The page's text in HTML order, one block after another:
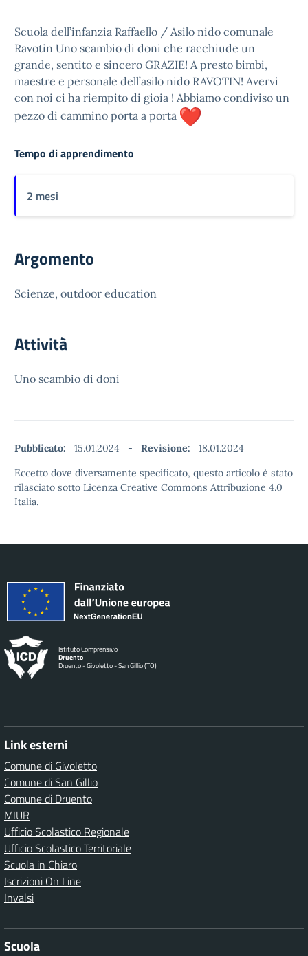
Scuola dell’infanzia Raffaello / Asilo nido comunale
Ravotin Uno scambio di doni che racchiude un
grande, sentito e sincero GRAZIE! A presto bimbi,
maestre e personale dell’asilo nido RAVOTIN! Avervi
con noi ci ha riempito di gioia ! Abbiamo condiviso un
pezzo di cammino porta a porta
Tempo di apprendimento
2 mesi
Argomento
Scienze, outdoor education
Attività
Uno scambio di doni
Pubblicato: 15.01.2024 - Revisione:
18.01.2024
Eccetto dove diversamente specificato, questo articolo è stato
rilasciato sotto Licenza Creative Commons Attribuzione 4.0
Italia.
Istituto Comprensivo
Druento
Druento - Givoletto - San Gillio (TO)
Link esterni
Comune di Givoletto
Comune di San Gillio
Comune di Druento
MIUR
Ufficio Scolastico Regionale
Ufficio Scolastico Territoriale
Scuola in Chiaro
Iscrizioni On Line
Invalsi
Scuola